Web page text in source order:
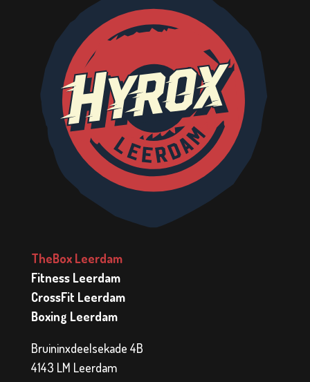
TheBox Leerdam
Fitness Leerdam
CrossFit Leerdam
Boxing Leerdam
Bruininxdeelsekade 4B
4143 LM Leerdam